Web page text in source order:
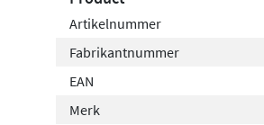
Artikelnummer
Fabrikantnummer
EAN
Merk